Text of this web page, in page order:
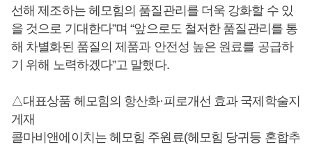
선해 제조하는 헤모힘의 품질관리를 더욱 강화할 수 있
을 것으로 기대한다”며 “앞으로도 철저한 품질관리를 통
해 차별화된 품질의 제품과 안전성 높은 원료를 공급하
기 위해 노력하겠다”고 말했다.
△대표상품 헤모힘의 항산화·피로개선 효과 국제학술지
게재
콜마비앤에이치는 헤모힘 주원료(헤모힘 당귀등 혼합추